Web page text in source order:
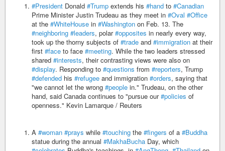
#President Donald #Trump extends his #hand to #Canadian
Prime Minister Justin Trudeau as they meet in #Oval #Office
at the #WhiteHouse in #Washington on Feb. 13. The
#neighboring #leaders, polar#opposites in nearly every way,
took up the thorny subjects of #trade and #immigration at their
first #face to face #meeting. While the two leaders stressed
shared #interests, their contrasting views were also on
#display. Responding to #questions from #reporters, Trump
#defended his #refugee and immigration #orders, saying that
"we cannot let the wrong #people in." Trudeau, on the other
hand, said Canada continues to "pursue our#policies of
openness." Kevin Lamarque / Reuters
A #woman #prays while #touching the #fingers of a #Buddha
statue during the annual #MakhaBucha Day, which